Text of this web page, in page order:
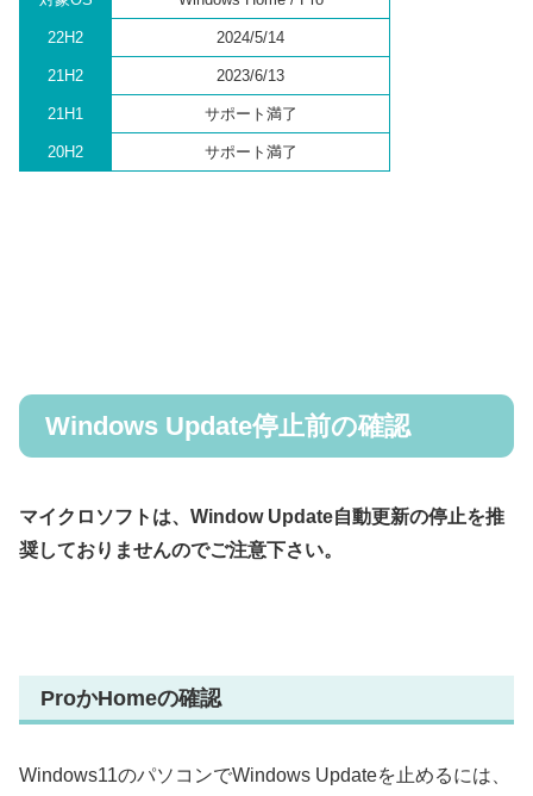
22H2 2024/5/14
21H2 2023/6/13
21H1 サポート満了
20H2 サポート満了
Windows Update停止前の確認
マイクロソフトは、Window Update自動更新の停止を推
奨しておりませんのでご注意下さい。
ProかHomeの確認
Windows11のパソコンでWindows Updateを止めるには、